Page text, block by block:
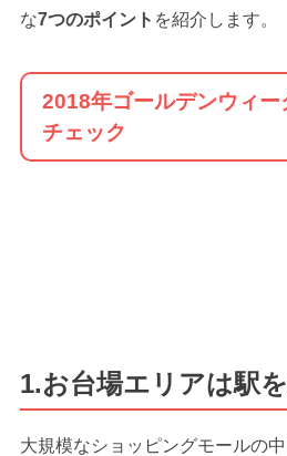
な7つのポイント を紹介します。
2018年ゴールデンウィー
チェック
1.お台場エリアは駅
大規模なショッピングモールの